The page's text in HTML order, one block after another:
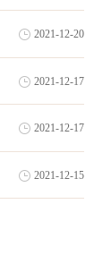
2021-12-20
2021-12-17
2021-12-17
2021-12-15